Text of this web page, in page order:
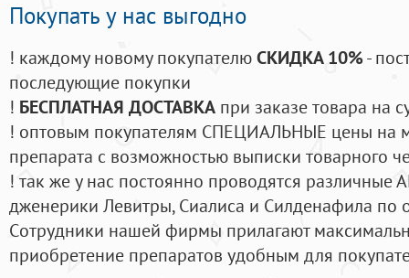
Покупать у нас выгодно
! каждому новому покупателюСКИДКА 10%-
последующие покупки
! БЕСПЛАТНАЯ ДОСТАВКА при заказе товара на
! оптовым покупателям СПЕЦИАЛЬНЫЕ цены на
препарата с возможностью выписки товарного
! так же у нас постоянно проводятся
дженерики Левитры, Сиалиса и Силденафила по
Cотрудники нашей фирмы прилагают
приобретение препаратов удобным для